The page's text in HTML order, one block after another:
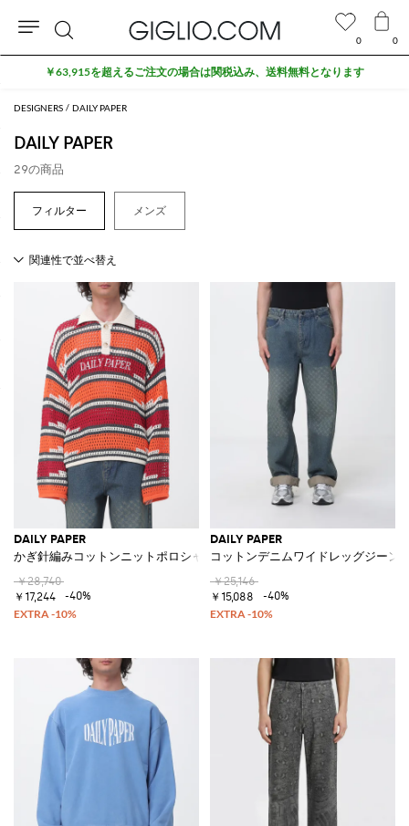
DESIGNERS DAILY PAPER
DAILY PAPER
29の商品
メンズ
DAILY PAPER
かぎ針編みコットンニットポロシャツ
￥28,740
￥17,244
-40%
DAILY PAPER
コットンデニムワイドレッグジーン
￥25,146
￥15,088
-40%
0 0
検
索
￥63,915を超えるご注文の場合は関税込み、送料無料となります